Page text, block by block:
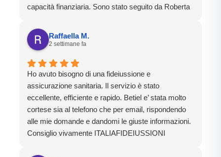
capacità finanziaria. Sono stato seguito da Roberta
Raffaella M.
2 settimane fa
Ho avuto bisogno di una fideiussione e
assicurazione sanitaria. Il servizio è stato
eccellente, efficiente e rapido. Betiel e’ stata molto
cortese sia al telefono che per email, rispondendo
alle mie domande e dandomi le giuste informazioni.
Consiglio vivamente ITALIAFIDEIUSSIONI